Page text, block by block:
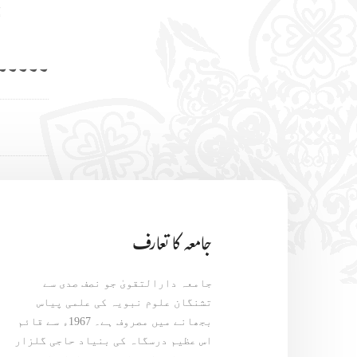
جامعہ کا تعارف
جامعہ دارالتقویٰ جو نصف صدی سے
تشنگان علوم نبویہ کی علمی پیاس
بجھانے میں مصروف ہے۔ 1967ء سے قائم
اس عظیم درسگاہ کی بنیاد حاجی گلزار